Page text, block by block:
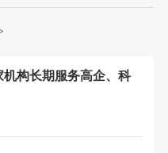
构长期服务高企、科